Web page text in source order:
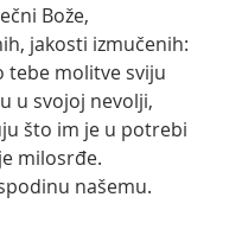
Bože,
jakosti izmučenih:
tebe molitve sviju
u svojoj nevolji,
što im je u potrebi
milosrđe.
našemu.